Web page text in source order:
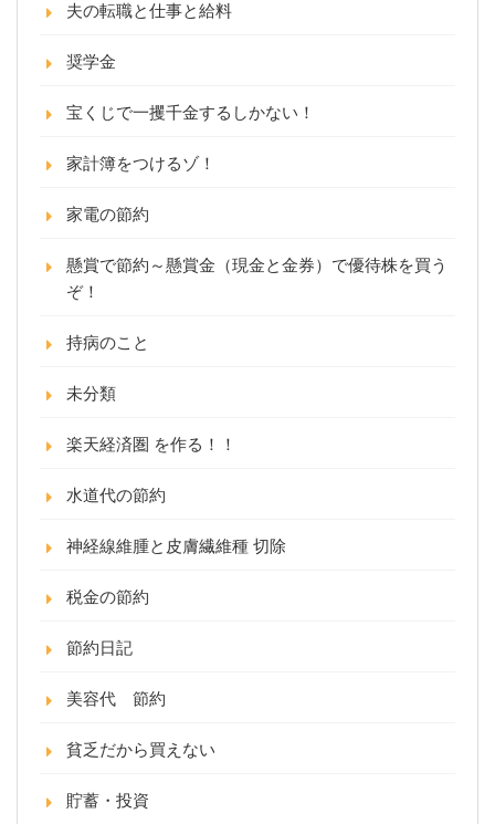
夫の転職と仕事と給料
奨学金
宝くじで一攫千金するしかない！
家計簿をつけるゾ！
家電の節約
懸賞で節約～懸賞金（現金と金券）で優待株を買う
ぞ！
持病のこと
未分類
楽天経済圏 を作る！！
水道代の節約
神経線維腫と皮膚繊維種 切除
税金の節約
節約日記
美容代 節約
貧乏だから買えない
貯蓄・投資